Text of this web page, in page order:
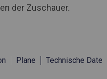
der Zuschauer.
Plane Technische Daten